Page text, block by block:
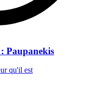
Paupanekis
qu'il est